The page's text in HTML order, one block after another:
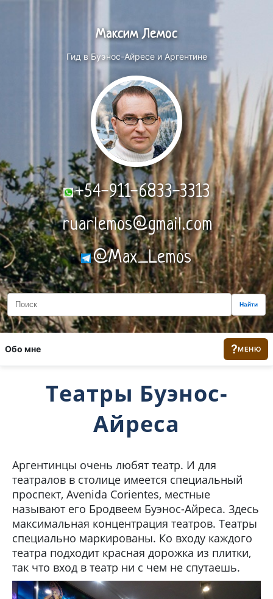
Максим Лемос
Гид в Буэнос-Айресе и Аргентине
+54-911-6833-3313
ruarlemos@gmail.com
@Max_Lemos
Найти
Обо мне ?МЕНЮ
Театры Буэнос-
Айреса
Аргентинцы очень любят театр. И для
театралов в столице имеется специальный
проспект, Avenida Corientes, местные
называют его Бродвеем Буэнос-Айреса. Здесь
максимальная концентрация театров. Театры
специально маркированы. Ко входу каждого
театра подходит красная дорожка из плитки,
так что вход в театр ни с чем не спутаешь.